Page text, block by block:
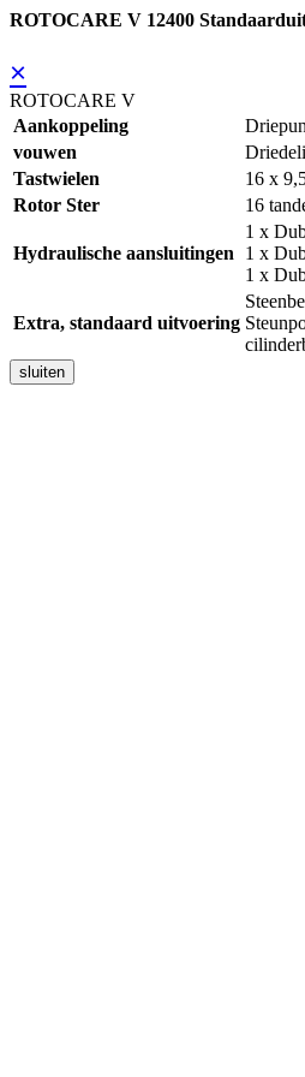
ROTOCARE V 12400
×
ROTOCARE V
Aankoppeling
vouwen
Tastwielen
16 x
Rotor Ster
16
Hydraulische aansluitingen
1 x
1 x
1 x
Extra, standaard uitvoering
sluiten